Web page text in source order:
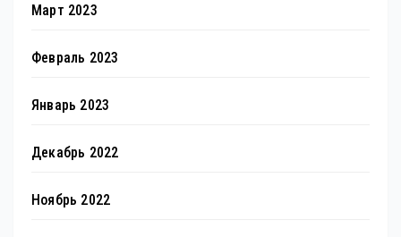
Март 2023
Февраль 2023
Январь 2023
Декабрь 2022
Ноябрь 2022